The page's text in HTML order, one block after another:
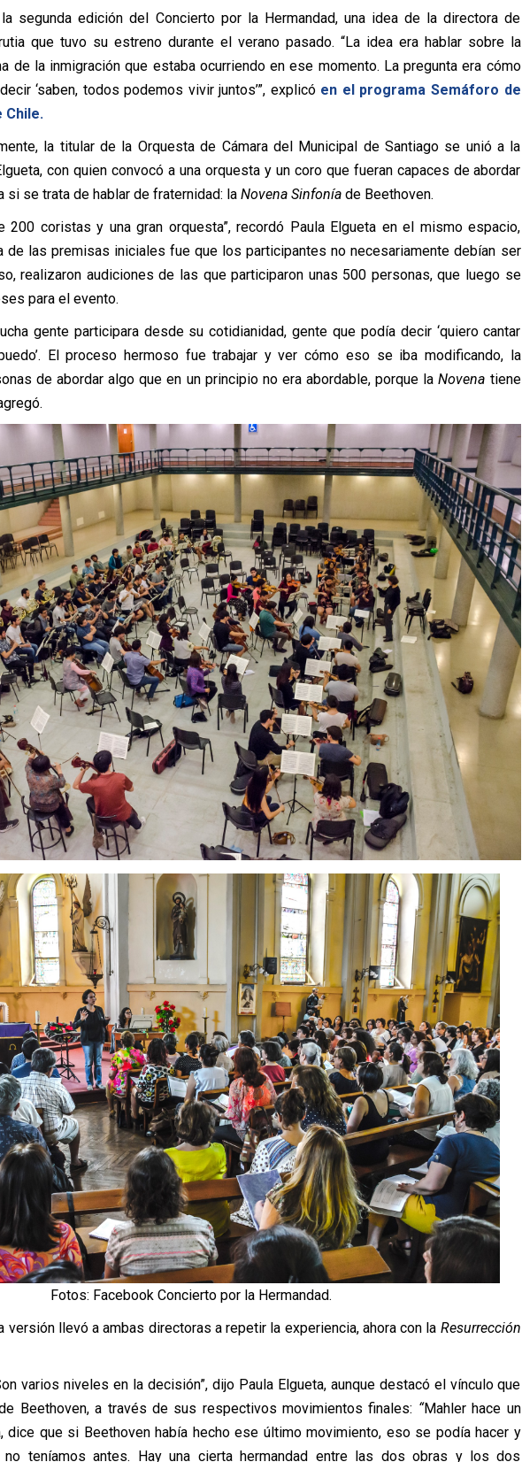
segunda edición del Concierto por la Hermandad, una idea de la directora de
que tuvo su estreno durante el verano pasado. “La idea era hablar sobre la
de la inmigración que estaba ocurriendo en ese momento. La pregunta era cómo
‘saben, todos podemos vivir juntos’”, explicó en el programa Semáforo de
Chile.
la titular de la Orquesta de Cámara del Municipal de Santiago se unió a la
con quien convocó a una orquesta y un coro que fueran capaces de abordar
si se trata de hablar de fraternidad: la Novena Sinfonía de Beethoven.
200 coristas y una gran orquesta”, recordó Paula Elgueta en el mismo espacio,
de las premisas iniciales fue que los participantes no necesariamente debían ser
realizaron audiciones de las que participaron unas 500 personas, que luego se
para el evento.
gente participara desde su cotidianidad, gente que podía decir ‘quiero cantar
El proceso hermoso fue trabajar y ver cómo eso se iba modificando, la
de abordar algo que en un principio no era abordable, porque laNovena tiene
Fotos: Facebook Concierto por la Hermandad.
versión llevó a ambas directoras a repetir la experiencia, ahora con la Resurrección
varios niveles en la decisión”, dijo Paula Elgueta, aunque destacó el vínculo que
Beethoven, a través de sus respectivos movimientos finales: “Mahler hace un
dice que si Beethoven había hecho ese último movimiento, eso se podía hacer y
teníamos antes. Hay una cierta hermandad entre las dos obras y los dos